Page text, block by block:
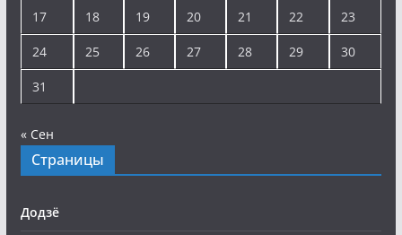
17 18 19 20 21 22 23
24 25 26 27 28 29 30
31
« Сен
Страницы
Додзё